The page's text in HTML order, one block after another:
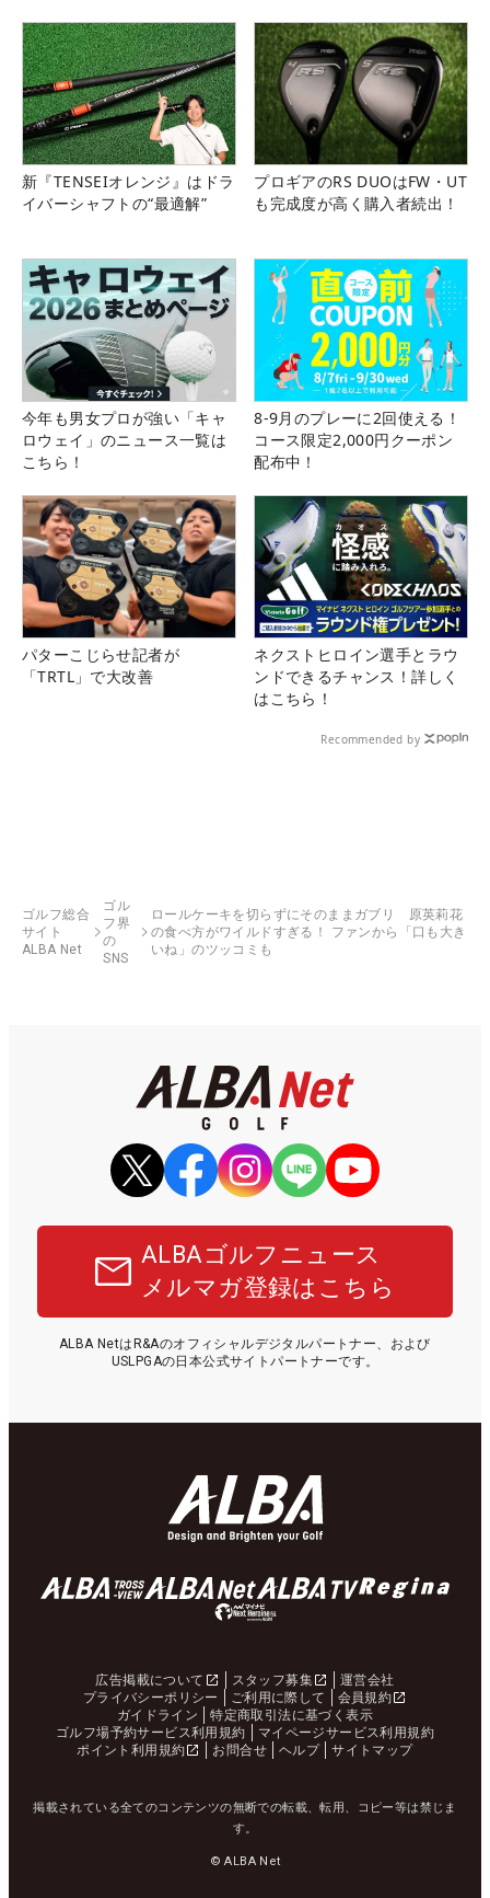
新『TENSEIオレンジ』はドラ
イバーシャフトの“最適解”
プロギアのRS DUOはFW・UT
も完成度が高く購入者続出！
今年も男女プロが強い「キャ
ロウェイ」のニュース一覧は
こちら！
8-9月のプレーに2回使える！
コース限定2,000円クーポン
配布中！
パターこじらせ記者が
「TRTL」で大改善
ネクストヒロイン選手とラウ
ンドできるチャンス！詳しく
はこちら！
Recommended by
ゴルフ総合
サイト
ALBA Net
ゴル
フ界
の
SNS
ロールケーキを切らずにそのままガブリ 原英莉花
の食べ方がワイルドすぎる！ ファンから「口も大き
いね」のツッコミも
ALBAゴルフニュース
メルマガ登録はこちら
ALBA NetはR&Aのオフィシャルデジタルパートナー、および
USLPGAの日本公式サイトパートナーです。
広告掲載について スタッフ募集
運営会社
プライバシーポリシー
ご利用に際して
会員規約
ガイドライン
特定商取引法に基づく表示
ゴルフ場予約サービス利用規約
マイページサービス利用規約
ポイント利用規約
お問合せ ヘルプ サイトマップ
掲載されている全てのコンテンツの無断での転載、転用、コピー等は禁じま
す。
© ALBA Net